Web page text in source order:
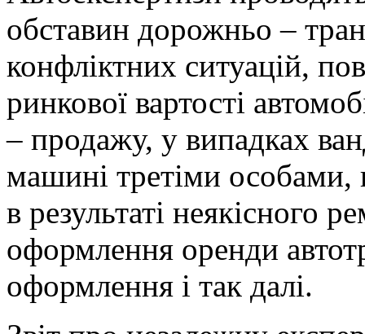
обставин дорожньо –
конфліктних ситуацій,
ринкової вартості
– продажу, у випадках
машині третіми особами,
в результаті неякісного
оформлення оренди
оформлення і так далі.